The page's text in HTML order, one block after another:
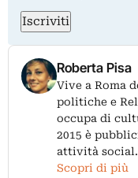
Iscriviti
Roberta Pisa
Vive a Roma
politiche e
occupa di
2015 è
attività social.
Scopri di più